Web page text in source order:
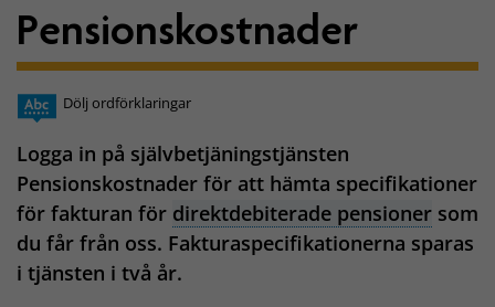
Pensionskostnader
Dölj ordförklaringar
Logga in på självbetjäningstjänsten
Pensionskostnader för att hämta specifikationer
för fakturan för direktdebiterade pensioner som
du får från oss. Fakturaspecifikationerna sparas
i tjänsten i två år.